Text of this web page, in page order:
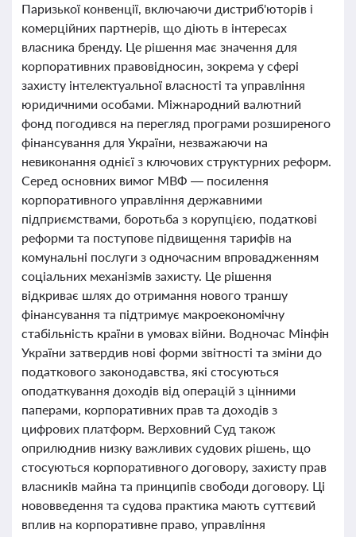
Паризької конвенції, включаючи дистриб'юторів і
комерційних партнерів, що діють в інтересах
власника бренду. Це рішення має значення для
корпоративних правовідносин, зокрема у сфері
захисту інтелектуальної власності та управління
юридичними особами. Міжнародний валютний
фонд погодився на перегляд програми розширеного
фінансування для України, незважаючи на
невиконання однієї з ключових структурних реформ.
Серед основних вимог МВФ — посилення
корпоративного управління державними
підприємствами, боротьба з корупцією, податкові
реформи та поступове підвищення тарифів на
комунальні послуги з одночасним впровадженням
соціальних механізмів захисту. Це рішення
відкриває шлях до отримання нового траншу
фінансування та підтримує макроекономічну
стабільність країни в умовах війни. Водночас Мінфін
України затвердив нові форми звітності та зміни до
податкового законодавства, які стосуються
оподаткування доходів від операцій з цінними
паперами, корпоративних прав та доходів з
цифрових платформ. Верховний Суд також
оприлюднив низку важливих судових рішень, що
стосуються корпоративного договору, захисту прав
власників майна та принципів свободи договору. Ці
нововведення та судова практика мають суттєвий
вплив на корпоративне право, управління